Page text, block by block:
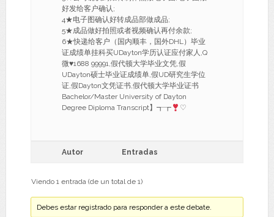
好发给客户确认;
4★电子图确认好转成品部做成品;
5★成品做好拍照或者视频确认再付余款;
6★快递给客户（国内顺丰，国外DHL）毕业
证成绩单挂科买UDayton学历认证应付家人,Q
微♥1688 99991,假代顿大学毕业文凭,假
UDayton硕士毕业证成绩单,假UD研究生学位
证,假Dayton文凭证书,假代顿大学毕业证书
Bachelor/Master University of Dayton
Degree Diploma Transcript】┱┲
♡
Autor Entradas
Viendo 1 entrada (de un total de 1)
Debes estar registrado para responder a este debate.